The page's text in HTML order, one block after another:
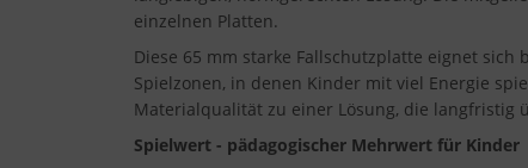
einzelnen Platten.
Diese 65 mm starke Fallschutzplatte eignet
Spielzonen, in denen Kinder mit viel Energie
Materialqualität zu einer Lösung, die langfristig
Spielwert - pädagogischer Mehrwert für Kinder